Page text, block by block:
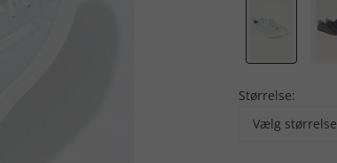
Størrelse:
Vælg størrelse